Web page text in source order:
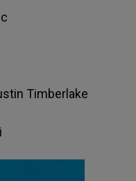
Timberlake